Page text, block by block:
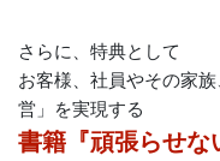
さらに、特典として
お客様、社員やその家
営」を実現する
書籍『頑張らせな